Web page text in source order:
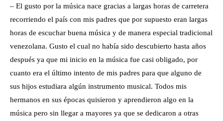
– El gusto por la música nace gracias a largas horas de carretera
recorriendo el país con mis padres que por supuesto eran largas
horas de escuchar buena música y de manera especial tradicional
venezolana. Gusto el cual no había sido descubierto hasta años
después ya que mi inicio en la música fue casi obligado, por
cuanto era el último intento de mis padres para que alguno de
sus hijos estudiara algún instrumento musical. Todos mis
hermanos en sus épocas quisieron y aprendieron algo en la
música pero sin llegar a mayores ya que se dedicaron a otras